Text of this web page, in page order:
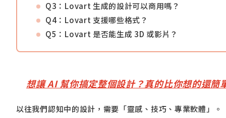
Q3：Lovart 生成的設計可以商用嗎？
Q4：Lovart 支援哪些格式？
Q5：Lovart 是否能生成 3D 或影片？
想讓 AI 幫你搞定整個設計？真的比你想的還簡
以往我們認知中的設計，需要「靈感、技巧、專業軟體」。